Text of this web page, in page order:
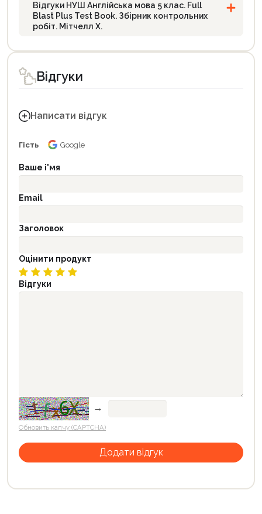
Відгуки НУШ Англійська мова 5 клас. Full
Blast Plus Test Book. Збірник контрольних
робіт. Мітчелл Х.
Відгуки
Написати відгук
Гість Google
Ваше і'мя
Email
Заголовок
Оцінити продукт
Відгуки
→
Обновить капчу (CAPTCHA)